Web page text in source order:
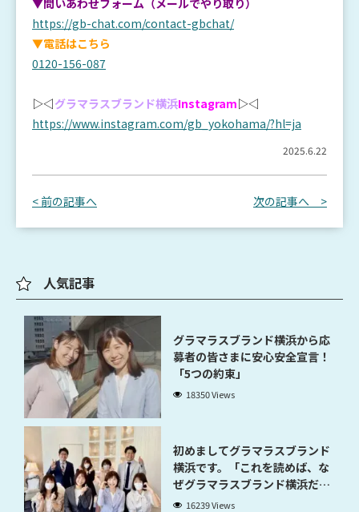
https://gb-chat.com/contact-gbchat/
▼電話はこちら
0120-156-087
▷◁グラマラスブランド横浜Instagram▷◁
https://www.instagram.com/gb_yokohama/?hl=ja
2025.6.22
< 前の記事へ 次の記事へ >
人気記事
グラマラスブランド横浜から応
募者の皆さまに安心安全宣言！
「5つの約束」
18350 Views
初めましてグラマラスブランド
横浜です。「これを読めば、な
ぜグラマラスブランド横浜だと
稼げるのかが分かります」
16239 Views